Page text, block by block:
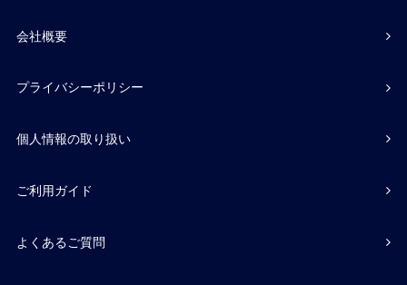
会社概要
プライバシーポリシー
個人情報の取り扱い
ご利用ガイド
よくあるご質問